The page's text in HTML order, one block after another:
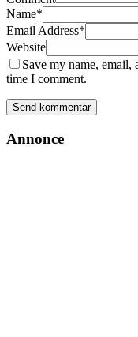
Name*
Email Address*
Website
Save my name,
time I comment.
Annonce